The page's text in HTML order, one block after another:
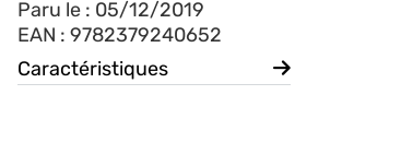
Paru le : 05/12/2019
EAN : 9782379240652
Caractéristiques